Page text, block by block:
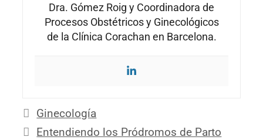
Dra. Gómez Roig y Coordinadora de
Procesos Obstétricos y Ginecológicos
de la Clínica Corachan en Barcelona.
Categorías
Ginecología
Entendiendo los Pródromos de Parto